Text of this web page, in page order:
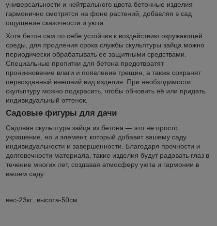
универсальности и нейтрального цвета бетонные изделия
гармонично смотрятся на фоне растений, добавляя в сад
ощущение сказочности и уюта.
Хотя бетон сам по себе устойчив к воздействию окружающей
среды, для продления срока службы скульптуры зайца можно
периодически обрабатывать ее защитными средствами.
Специальные пропитки для бетона предотвратят
проникновение влаги и появление трещин, а также сохранят
первозданный внешний вид изделия. При необходимости
скульптуру можно подкрасить, чтобы обновить её или придать
индивидуальный оттенок.
Садовые фигуры для дачи
Садовая скульптура зайца из бетона — это не просто
украшение, но и элемент, который добавит вашему саду
индивидуальности и завершенности. Благодаря прочности и
долговечности материала, такие изделия будут радовать глаз в
течение многих лет, создавая атмосферу уюта и гармонии в
вашем саду.
вес-23кг., высота-50см.